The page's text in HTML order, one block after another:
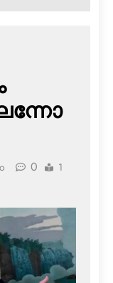
0
1